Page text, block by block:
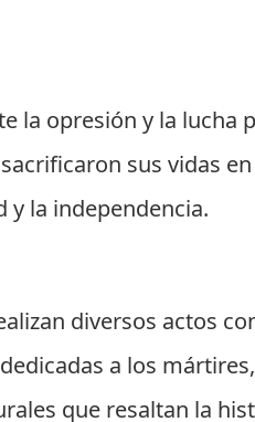
la opresión y la lucha
sus vidas
y la independencia.
diversos actos
a los
que resaltan la